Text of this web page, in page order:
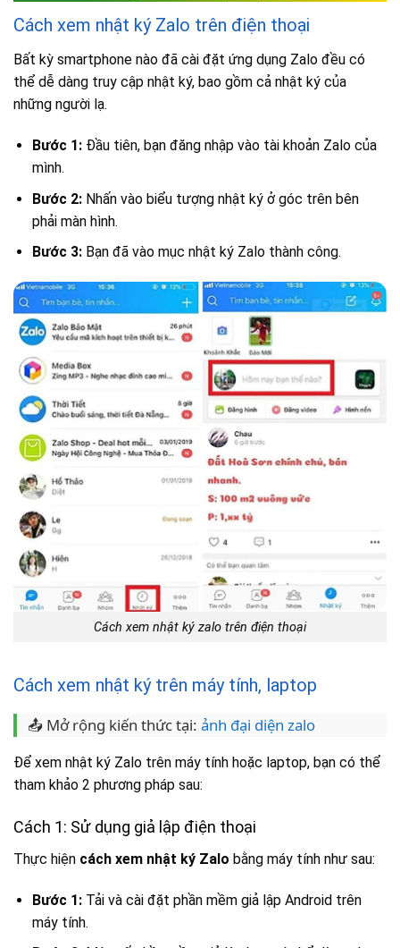
Cách xem nhật ký Zalo trên điện thoại
Bất kỳ smartphone nào đã cài đặt ứng dụng Zalo đều có
thể dễ dàng truy cập nhật ký, bao gồm cả nhật ký của
những người lạ.
Bước 1:Đầu tiên, bạn đăng nhập vào tài khoản Zalo của
mình.
Bước 2:Nhấn vào biểu tượng nhật ký ở góc trên bên
phải màn hình.
Bước 3:Bạn đã vào mục nhật ký Zalo thành công.
Cách xem nhật ký zalo trên điện thoại
Cách xem nhật ký trên máy tính, laptop
📤 Mở rộng kiến thức tại: ảnh đại diện zalo
Để xem nhật ký Zalo trên máy tính hoặc laptop, bạn có thể
tham khảo 2 phương pháp sau:
Cách 1: Sử dụng giả lập điện thoại
Thực hiện cách xem nhật ký Zalo bằng máy tính như sau:
Bước 1:Tải và cài đặt phần mềm giả lập Android trên
máy tính.